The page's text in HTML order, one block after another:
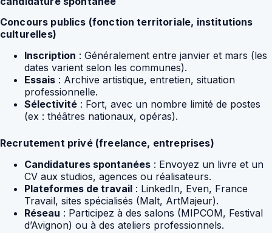
Concours publics (fonction territoriale, institutions
culturelles)
Inscription : Généralement entre janvier et mars (les
dates varient selon les communes).
Essais : Archive artistique, entretien, situation
professionnelle.
Sélectivité : Fort, avec un nombre limité de postes
(ex : théâtres nationaux, opéras).
Recrutement privé (freelance, entreprises)
Candidatures spontanées : Envoyez un livre et un
CV aux studios, agences ou réalisateurs.
Plateformes de travail : LinkedIn, Even, France
Travail, sites spécialisés (Malt, ArtMajeur).
Réseau : Participez à des salons (MIPCOM, Festival
d’Avignon) ou à des ateliers professionnels.